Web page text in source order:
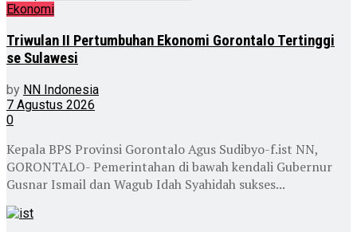
Ekonomi
Triwulan II Pertumbuhan Ekonomi Gorontalo Tertinggi
se Sulawesi
by NN Indonesia
7 Agustus 2026
0
Kepala BPS Provinsi Gorontalo Agus Sudibyo-f.ist NN,
GORONTALO- Pemerintahan di bawah kendali Gubernur
Gusnar Ismail dan Wagub Idah Syahidah sukses...